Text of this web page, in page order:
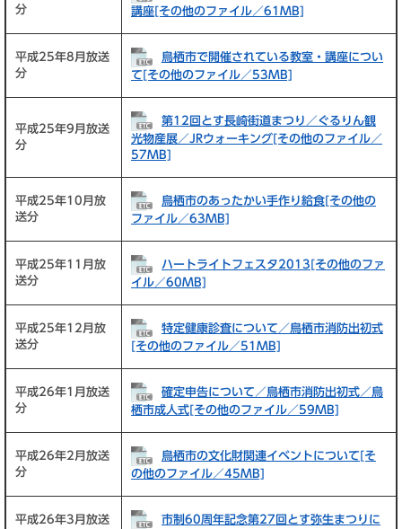
分
講座[その他のファイル／61MB]
平成25年8月放送
分
鳥栖市で開催されている教室・講座につい
て[その他のファイル／53MB]
平成25年9月放送
分
第12回とす長崎街道まつり／ぐるりん観
光物産展／JRウォーキング[その他のファイル／
57MB]
平成25年10月放
送分
鳥栖市のあったかい手作り給食[その他の
ファイル／63MB]
平成25年11月放
送分
ハートライトフェスタ2013[その他のファ
イル／60MB]
平成25年12月放
送分
特定健康診査について／鳥栖市消防出初式
[その他のファイル／51MB]
平成26年1月放送
分
確定申告について／鳥栖市消防出初式／鳥
栖市成人式[その他のファイル／59MB]
平成26年2月放送
分
鳥栖市の文化財関連イベントについて[そ
の他のファイル／45MB]
平成26年3月放送
市制60周年記念第27回とす弥生まつりに